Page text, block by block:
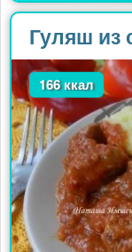
Гуляш из
166 ккал